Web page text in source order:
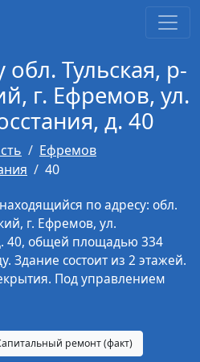
Тульская, р-
г. Ефремов, ул.
д. 40
Ефремов
40
по адресу: обл.
г. Ефремов, ул.
40, общей площадью 334
Здание состоит из 2 этажей.
Под управлением
ремонт (факт)